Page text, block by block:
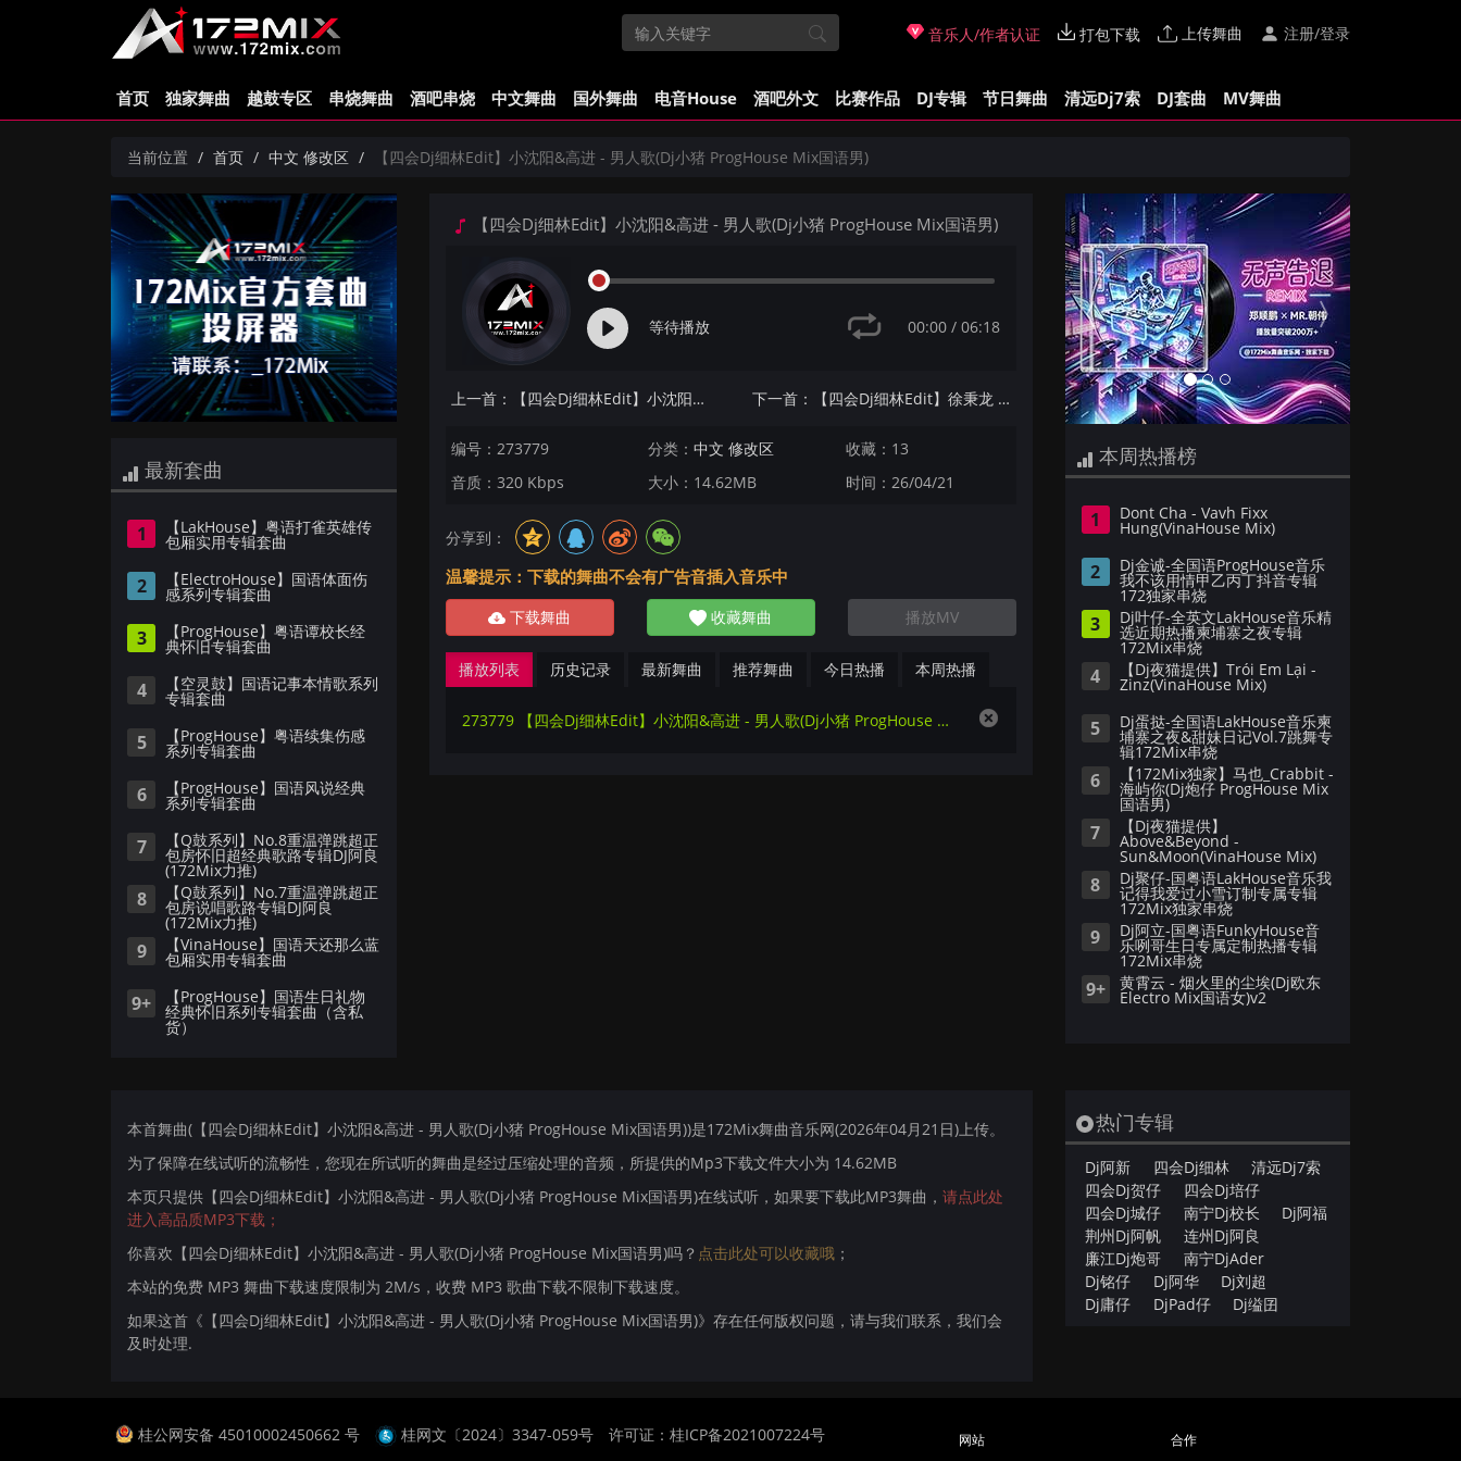
音乐人/作者认证 打包下载 上传舞曲 注册/登录
首页 独家舞曲 越鼓专区 串烧舞曲 酒吧串烧 中文舞曲 国外舞曲 电音House 酒吧外文 比赛作品 DJ专辑 节日舞曲 清远Dj7索 DJ套曲 MV舞曲
当前位置 首页 中文 修改区 【四会Dj细林Edit】小沈阳&高进 - 男人歌(Dj小猪 ProgHouse Mix国语男)
最新套曲
1 【LakHouse】粤语打雀英雄传
包厢实用专辑套曲
2 【ElectroHouse】国语体面伤
感系列专辑套曲
3 【ProgHouse】粤语谭校长经
典怀旧专辑套曲
4 【空灵鼓】国语记事本情歌系列
专辑套曲
5 【ProgHouse】粤语续集伤感
系列专辑套曲
6 【ProgHouse】国语风说经典
系列专辑套曲
7 【Q鼓系列】No.8重温弹跳超正
包房怀旧超经典歌路专辑DJ阿良
(172Mix力推)
8 【Q鼓系列】No.7重温弹跳超正
包房说唱歌路专辑DJ阿良
(172Mix力推)
9 【VinaHouse】国语天还那么蓝
包厢实用专辑套曲
9+ 【ProgHouse】国语生日礼物
经典怀旧系列专辑套曲（含私
货）
【四会Dj细林Edit】小沈阳&高进 - 男人歌(Dj小猪 ProgHouse Mix国语男)
等待播放 00:00 / 06:18
上一首：【四会Dj细林Edit】小沈阳&高进 - 男人歌(Dj阿车 ProgHouse Mix国语男) 下一首：【四会Dj细林Edit】徐秉龙 - 孤身(Dj炮哥 ProgHouse Mix国语男)v2
编号：273779 分类：中文 修改区
收藏：13
音质：320 Kbps
大小：14.62MB 时间：26/04/21
分享到：
温馨提示：下载的舞曲不会有广告音插入音乐中
下载舞曲 收藏舞曲 播放MV
播放列表 历史记录 最新舞曲 推荐舞曲 今日热播 本周热播
273779 【四会Dj细林Edit】小沈阳&高进 - 男人歌(Dj小猪 ProgHouse Mix国语男)
Previous Next
本周热播榜
1 Dont Cha - Vavh Fixx
Hung(VinaHouse Mix)
2 Dj金诚-全国语ProgHouse音乐
我不该用情甲乙丙丁抖音专辑
172独家串烧
3 Dj叶仔-全英文LakHouse音乐精
选近期热播柬埔寨之夜专辑
172Mix串烧
4 【Dj夜猫提供】Trói Em Lại -
Zinz(VinaHouse Mix)
5 Dj蛋挞-全国语LakHouse音乐柬
埔寨之夜&甜妹日记Vol.7跳舞专
辑172Mix串烧
6 【172Mix独家】马也_Crabbit -
海屿你(Dj炮仔 ProgHouse Mix
国语男)
7 【Dj夜猫提供】
Above&Beyond -
Sun&Moon(VinaHouse Mix)
8 Dj聚仔-国粤语LakHouse音乐我
记得我爱过小雪订制专属专辑
172Mix独家串烧
9 Dj阿立-国粤语FunkyHouse音
乐咧哥生日专属定制热播专辑
172Mix串烧
9+ 黄霄云 - 烟火里的尘埃(Dj欧东
Electro Mix国语女)v2
本首舞曲(【四会Dj细林Edit】小沈阳&高进 - 男人歌(Dj小猪 ProgHouse Mix国语男))是172Mix舞曲音乐网(2026年04月21日)上传。
为了保障在线试听的流畅性，您现在所试听的舞曲是经过压缩处理的音频，所提供的Mp3下载文件大小为 14.62MB
本页只提供【四会Dj细林Edit】小沈阳&高进 - 男人歌(Dj小猪 ProgHouse Mix国语男)在线试听，如果要下载此MP3舞曲， 请点此处
进入高品质MP3下载；
你喜欢【四会Dj细林Edit】小沈阳&高进 - 男人歌(Dj小猪 ProgHouse Mix国语男)吗？ 点击此处可以收藏哦 ；
本站的免费 MP3 舞曲下载速度限制为 2M/s，收费 MP3 歌曲下载不限制下载速度。
如果这首《【四会Dj细林Edit】小沈阳&高进 - 男人歌(Dj小猪 ProgHouse Mix国语男)》存在任何版权问题，请与我们联系，我们会
及时处理.
热门专辑
Dj阿新 四会Dj细林
清远Dj7索
四会Dj贺仔
四会Dj培仔
四会Dj城仔
南宁Dj校长
Dj阿福
荆州Dj阿帆
连州Dj阿良
廉江Dj炮哥
南宁DjAder
Dj铭仔
Dj阿华
Dj刘超
Dj庸仔
DjPad仔 Dj缢囝
桂公网安备 45010002450662 号 桂网文〔2024〕3347-059号
许可证：桂ICP备2021007224号
网站 合作